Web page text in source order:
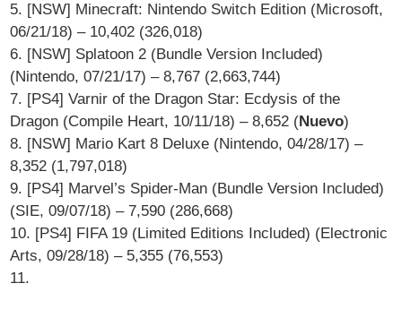
5. [NSW] Minecraft: Nintendo Switch Edition (Microsoft,
06/21/18) – 10,402 (326,018)
6. [NSW] Splatoon 2 (Bundle Version Included)
(Nintendo, 07/21/17) – 8,767 (2,663,744)
7. [PS4] Varnir of the Dragon Star: Ecdysis of the
Dragon (Compile Heart, 10/11/18) – 8,652 (Nuevo)
8. [NSW] Mario Kart 8 Deluxe (Nintendo, 04/28/17) –
8,352 (1,797,018)
9. [PS4] Marvel’s Spider-Man (Bundle Version Included)
(SIE, 09/07/18) – 7,590 (286,668)
10. [PS4] FIFA 19 (Limited Editions Included) (Electronic
Arts, 09/28/18) – 5,355 (76,553)
11.